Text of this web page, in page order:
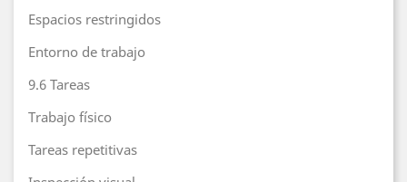
Espacios restringidos
Entorno de trabajo
9.6 Tareas
Trabajo físico
Tareas repetitivas